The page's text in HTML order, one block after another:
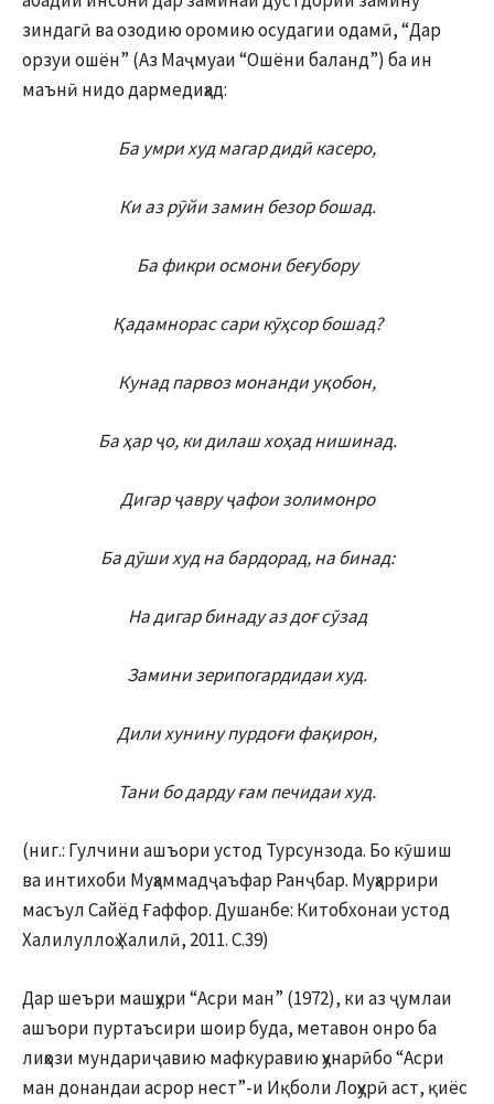
зиндагӣ ва озодию оромию осудагии одамӣ, “Дар
орзуи ошён” (Аз Маҷмуаи “Ошёни баланд”) ба ин
маънӣ нидо дармедиҳад:
Ба умри худ магар дидӣ касеро,
Ки аз рӯйи замин безор бошад.
Ба фикри осмони беғубору
Қадамнорас сари кӯҳсор бошад?
Кунад парвоз монанди уқобон,
Ба ҳар ҷо, ки дилаш хоҳад нишинад.
Дигар ҷавру ҷафои золимонро
Ба дӯши худ на бардорад, на бинад:
На дигар бинаду аз доғ сӯзад
Замини зерипогардидаи худ.
Дили хунину пурдоғи фақирон,
Тани бо дарду ғам печидаи худ.
(ниг.: Гулчини ашъори устод Турсунзода. Бо кӯшиш
ва интихоби Муҳаммадҷаъфар Ранҷбар. Муҳаррири
масъул Сайёд Ғаффор. Душанбе: Китобхонаи устод
Халилуллоҳ Халилӣ, 2011. С.39)
Дар шеъри машҳури “Асри ман” (1972), ки аз ҷумлаи
ашъори пуртаъсири шоир буда, метавон онро ба
лиҳози мундариҷавию мафкуравию ҳунарӣбо “Асри
ман донандаи асрор нест”-и Иқболи Лоҳурӣ аст, қиёс